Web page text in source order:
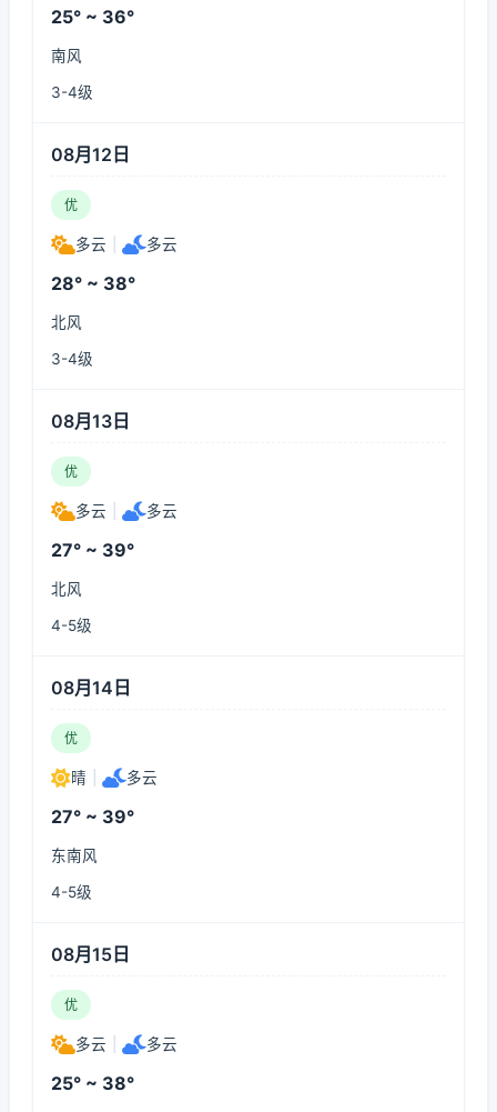
25° ~ 36°
南风
3-4级
08月12日
优
多云 多云
28° ~ 38°
北风
3-4级
08月13日
优
多云 多云
27° ~ 39°
北风
4-5级
08月14日
优
晴 多云
27° ~ 39°
东南风
4-5级
08月15日
优
多云 多云
25° ~ 38°